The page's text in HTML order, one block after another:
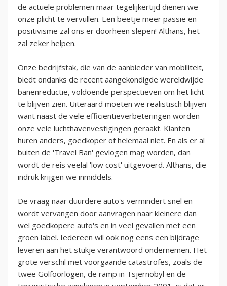
de actuele problemen maar tegelijkertijd dienen we
onze plicht te vervullen. Een beetje meer passie en
positivisme zal ons er doorheen slepen! Althans, het
zal zeker helpen.
Onze bedrijfstak, die van de aanbieder van mobiliteit,
biedt ondanks de recent aangekondigde wereldwijde
banenreductie, voldoende perspectieven om het licht
te blijven zien. Uiteraard moeten we realistisch blijven
want naast de vele efficiëntieverbeteringen worden
onze vele luchthavenvestigingen geraakt. Klanten
huren anders, goedkoper of helemaal niet. En als er al
buiten de 'Travel Ban' gevlogen mag worden, dan
wordt de reis veelal 'low cost' uitgevoerd. Althans, die
indruk krijgen we inmiddels.
De vraag naar duurdere auto's vermindert snel en
wordt vervangen door aanvragen naar kleinere dan
wel goedkopere auto's en in veel gevallen met een
groen label. Iedereen wil ook nog eens een bijdrage
leveren aan het stukje verantwoord ondernemen. Het
grote verschil met voorgaande catastrofes, zoals de
twee Golfoorlogen, de ramp in Tsjernobyl en de